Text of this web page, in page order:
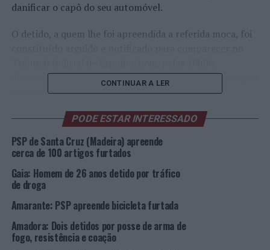
danificar o capô do seu automóvel.
O detido, a quem lhe foi apreendida a referida moca, foi
desconhecendo-se, até ao momento, a medida de coação
aplicada.
A PSP relembra que, conforme previsto no artigo 86º,
nº 50/2019, de 24 de julho, “relativamente à detenção de
arma proibida e crime cometido com arma, quem, sem se
encontrar autorizado, fora das condições legais ou em
contrário das prescrições da autoridade competente (…)
trouxer consigo arma branca dissimulada sob a forma de
outro objeto (…) outras armas brancas ou engenhos, ou
instrumentos sem aplicação definida que possam ser
CONTINUAR A LER
PODE ESTAR INTERESSADO
PSP de Santa Cruz (Madeira) apreende
cerca de 100 artigos furtados
Gaia: Homem de 26 anos detido por tráfico
de droga
Amarante: PSP apreende bicicleta furtada
Amadora: Dois detidos por posse de arma de
fogo, resistência e coação